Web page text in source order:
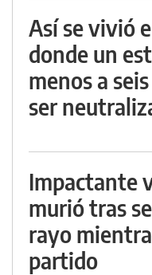
Así se vivió
donde un
menos a
ser
Impactante
murió tras
rayo
partido